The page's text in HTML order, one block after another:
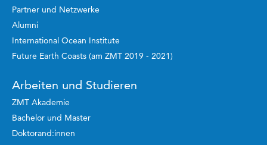
Partner und Netzwerke
Alumni
International Ocean Institute
Future Earth Coasts (am ZMT 2019 - 2021)
Arbeiten und Studieren
ZMT Akademie
Bachelor und Master
Doktorand:innen